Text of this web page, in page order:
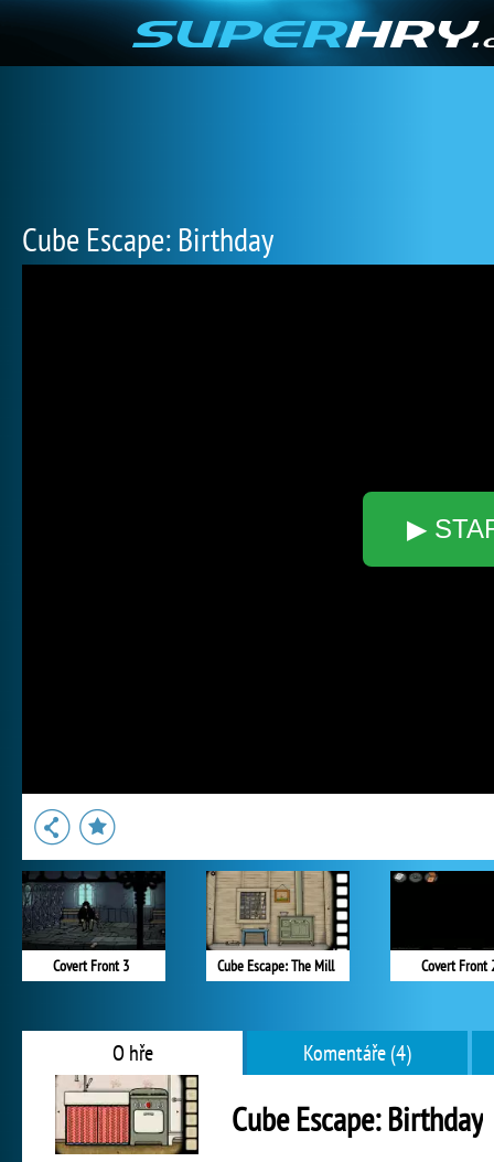
Cube Escape: Birthday
▶
Covert Front 3 Cube Escape: The Mill Covert Front
O hře Komentáře (4)
Cube Escape: Birthday